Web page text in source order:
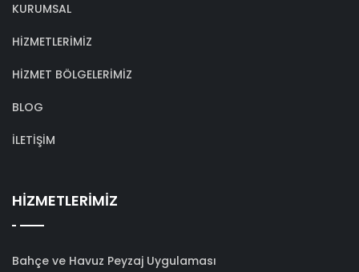
KURUMSAL
HİZMETLERİMİZ
HİZMET BÖLGELERİMİZ
BLOG
İLETİŞİM
HİZMETLERİMİZ
Bahçe ve Havuz Peyzaj Uygulaması